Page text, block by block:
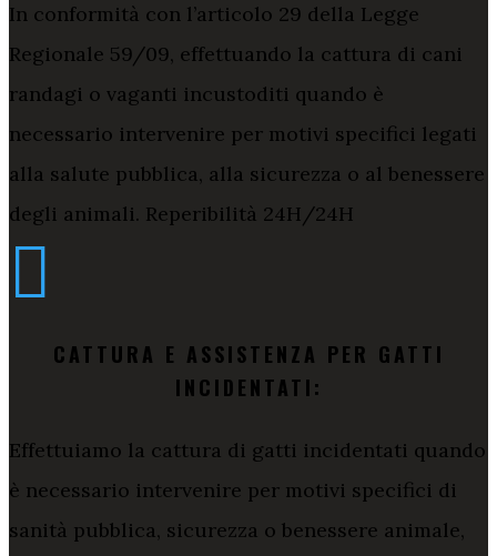
In conformità con l’articolo 29 della Legge
Regionale 59/09, effettuando la cattura di cani
randagi o vaganti incustoditi quando è
necessario intervenire per motivi specifici legati
alla salute pubblica, alla sicurezza o al benessere
degli animali. Reperibilità 24H/24H

CATTURA E ASSISTENZA PER GATTI
INCIDENTATI:
Effettuiamo la cattura di gatti incidentati quando
è necessario intervenire per motivi specifici di
sanità pubblica, sicurezza o benessere animale,